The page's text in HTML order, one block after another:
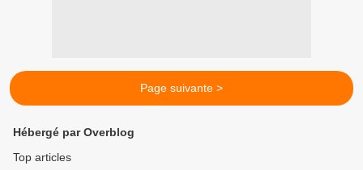
Page suivante >
Hébergé par Overblog
Top articles